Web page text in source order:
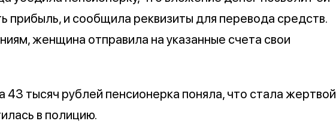
прибыль, и сообщила реквизиты для перевода средств.
женщина отправила на указанные счета свои
43 тысяч рублей пенсионерка поняла, что стала жертвой
в полицию.